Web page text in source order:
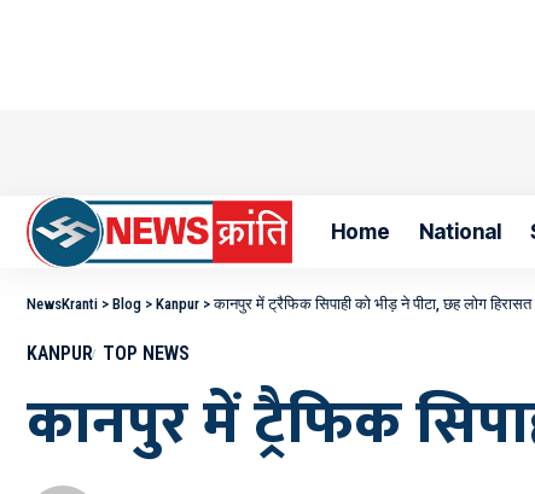
Home National
NewsKranti > Blog > Kanpur >कानपुर में ट्रैफिक सिपाही को भीड़ ने पीटा, छह लोग
KANPUR TOP NEWS
कानपुर में ट्रैफिक